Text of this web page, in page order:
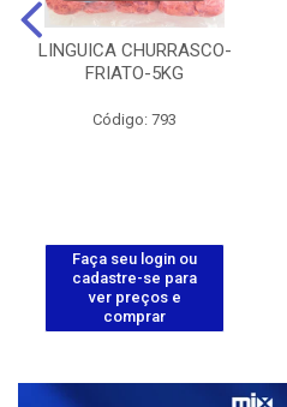
LINGUICA CHURRASCO-
FRIATO-5KG
Código: 793
Faça seu login ou
cadastre-se para
ver preços e
comprar